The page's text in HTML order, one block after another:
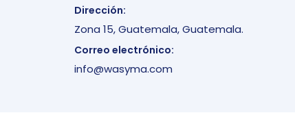
Dirección:
Zona 15, Guatemala, Guatemala.
Correo electrónico:
info@wasyma.com